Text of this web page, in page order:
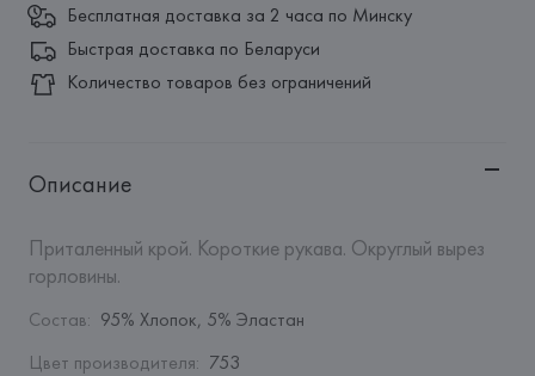
Бесплатная доставка за 2 часа по Минску
Быстрая доставка по Беларуси
Количество товаров без ограничений
Описание
Приталенный крой. Короткие рукава. Округлый вырез
горловины.
Состав: 95% Хлопок, 5% Эластан
Цвет производителя: 753